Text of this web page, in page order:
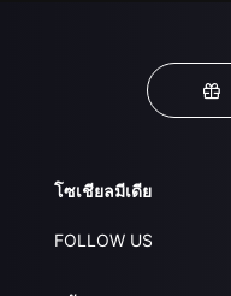
โซเชียลมีเดีย
FOLLOW US